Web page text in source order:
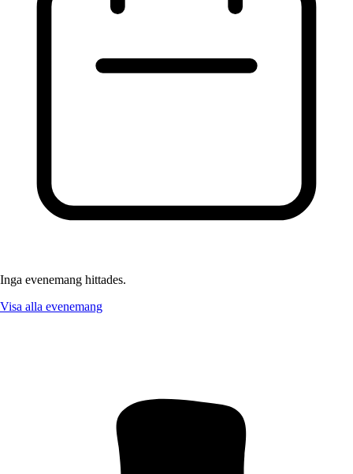
Inga evenemang hittades.
Visa alla evenemang